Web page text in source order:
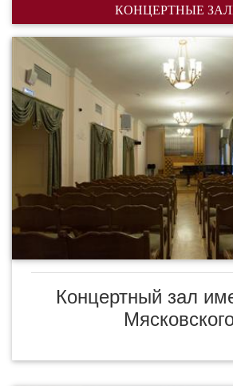
КОНЦЕРТНЫЕ
Концертный зал